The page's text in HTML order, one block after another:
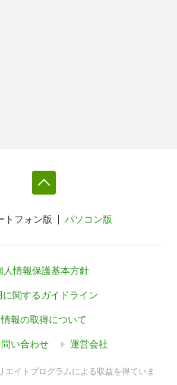
トフォン版 パソコン版
人情報保護基本方針
関するガイドライン
報の取得について
い合わせ 運営会社
エイトプログラムによる収益を得ていま